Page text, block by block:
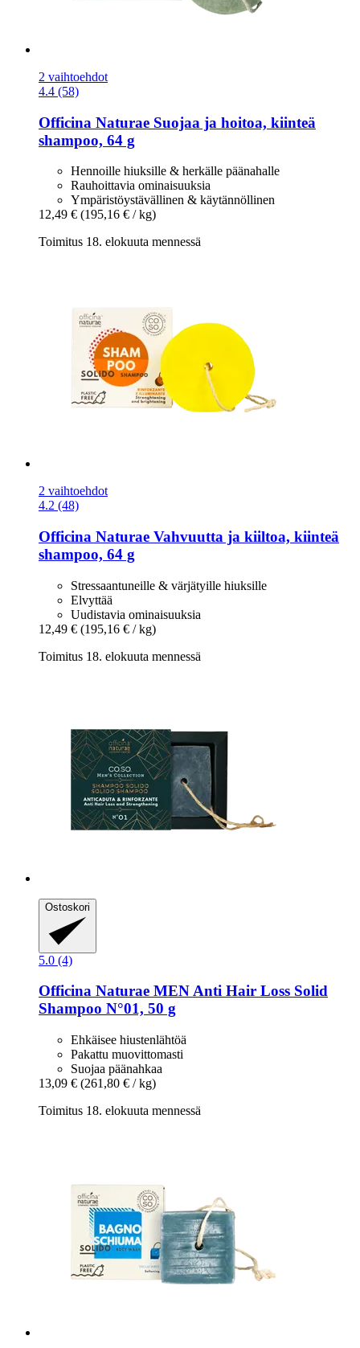
2 vaihtoehdot
4.4 (58)
Officina Naturae Suojaa ja hoitoa, kiinteä
shampoo, 64 g
Hennoille hiuksille & herkälle päänahalle
Rauhoittavia ominaisuuksia
Ympäristöystävällinen & käytännöllinen
12,49 € (195,16 € / kg)
Toimitus 18. elokuuta mennessä
2 vaihtoehdot
4.2 (48)
Officina Naturae Vahvuutta ja kiiltoa, kiinteä
shampoo, 64 g
Stressaantuneille & värjätyille hiuksille
Elvyttää
Uudistavia ominaisuuksia
12,49 € (195,16 € / kg)
Toimitus 18. elokuuta mennessä
Ostoskori
5.0 (4)
Officina Naturae MEN Anti Hair Loss Solid
Shampoo N°01, 50 g
Ehkäisee hiustenlähtöä
Pakattu muovittomasti
Suojaa päänahkaa
13,09 € (261,80 € / kg)
Toimitus 18. elokuuta mennessä